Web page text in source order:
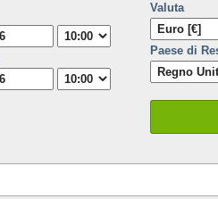
Valuta
Paese di